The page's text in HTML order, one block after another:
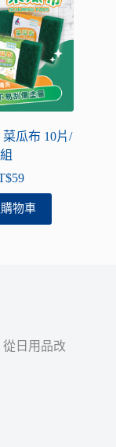
菜瓜布 10片/
組
59
物車
日用品改